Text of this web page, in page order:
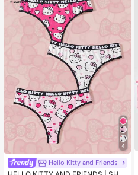
4
Hello Kitty and Friends